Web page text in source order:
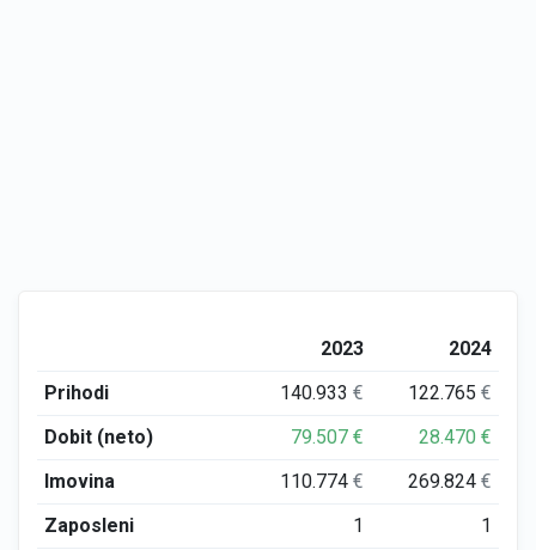
2023
2024
Prihodi
140.933€ 122.765€
Dobit (neto)
79.507€ 28.470€
Imovina
110.774€ 269.824€
Zaposleni
1
1